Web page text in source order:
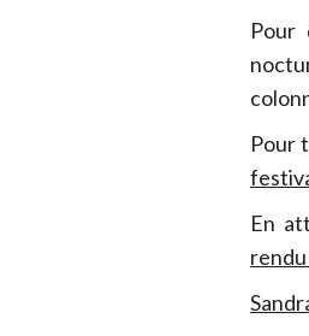
Pour
Pour
En